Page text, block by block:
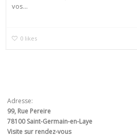
vos...
0 likes
Adresse:
99, Rue Pereire
78100 Saint-Germain-en-Laye
Visite sur rendez-vous